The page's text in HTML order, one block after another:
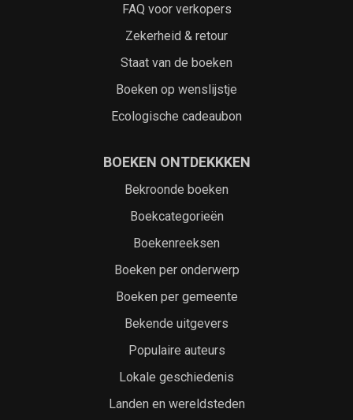
FAQ voor verkopers
Zekerheid & retour
Staat van de boeken
Boeken op wenslijstje
Ecologische cadeaubon
BOEKEN ONTDEKKKEN
Bekroonde boeken
Boekcategorieën
Boekenreeksen
Boeken per onderwerp
Boeken per gemeente
Bekende uitgevers
Populaire auteurs
Lokale geschiedenis
Landen en wereldsteden